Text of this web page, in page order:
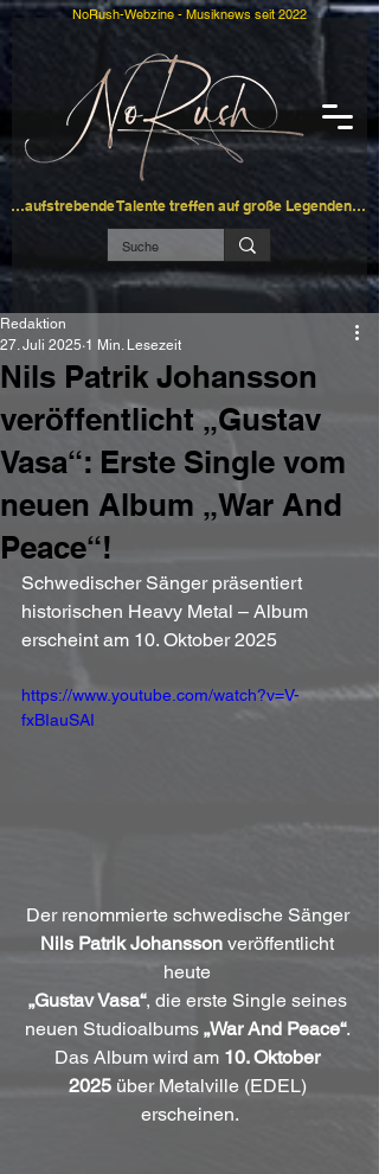
…aufstrebende Talente treffen auf große Legenden…
NoRush-Webzine - Musiknews seit 2022
Nils Patrik Johansson
veröffentlicht „Gustav
Vasa“: Erste Single vom
neuen Album „War And
Peace“!
Redaktion
27. Juli 2025 1 Min. Lesezeit
Schwedischer Sänger präsentiert
historischen Heavy Metal – Album
erscheint am 10. Oktober 2025
https://www.youtube.com/watch?v=V-
fxBIauSAI
Der renommierte schwedische Sänger
Nils Patrik Johansson veröffentlicht
heute
„Gustav Vasa“, die erste Single seines
neuen Studioalbums „War And Peace“.
Das Album wird am 10. Oktober
2025 über Metalville (EDEL)
erscheinen.